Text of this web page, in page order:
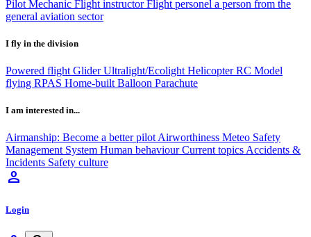
Pilot Mechanic Flight instructorFlight personel a person from the
general aviation sector
I fly in the division
Powered flight GliderUltralight/Ecolight HelicopterRC Model
flying RPAS Home-built Balloon Parachute
I am interested in...
Airmanship: Become a better pilotAirworthiness Meteo Safety
Management System Human behaviourCurrent topicsAccidents &
Incidents Safety culture
person
Login